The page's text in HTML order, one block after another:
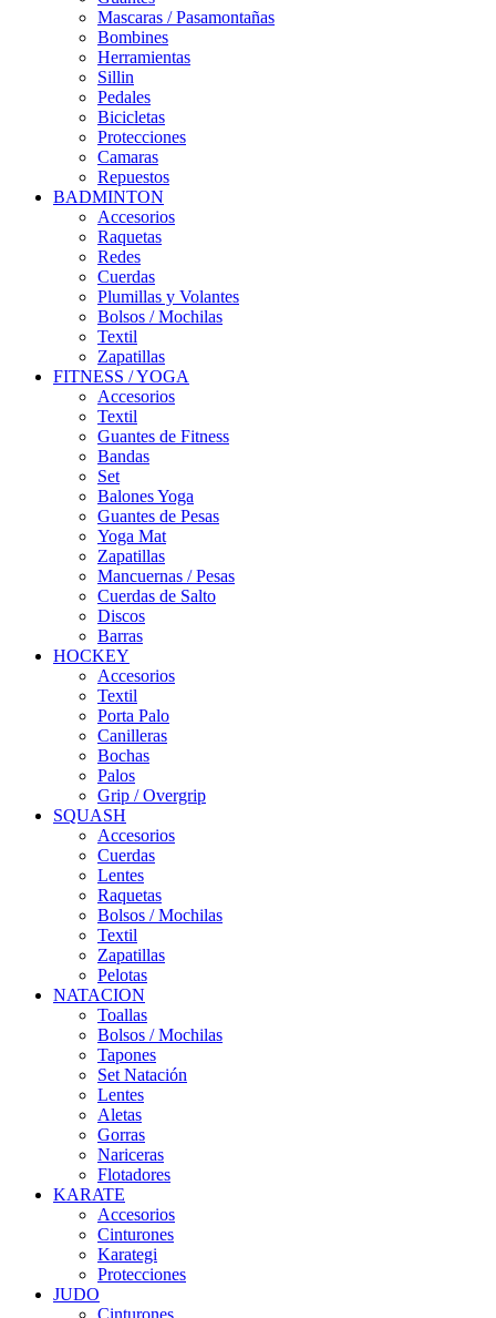
Mascaras / Pasamontañas
Bombines
Herramientas
Sillin
Pedales
Bicicletas
Protecciones
Camaras
Repuestos
BADMINTON
Accesorios
Raquetas
Redes
Cuerdas
Plumillas y Volantes
Bolsos / Mochilas
Textil
Zapatillas
FITNESS / YOGA
Accesorios
Textil
Guantes de Fitness
Bandas
Set
Balones Yoga
Guantes de Pesas
Yoga Mat
Zapatillas
Mancuernas / Pesas
Cuerdas de Salto
Discos
Barras
HOCKEY
Accesorios
Textil
Porta Palo
Canilleras
Bochas
Palos
Grip / Overgrip
SQUASH
Accesorios
Cuerdas
Lentes
Raquetas
Bolsos / Mochilas
Textil
Zapatillas
Pelotas
NATACION
Toallas
Bolsos / Mochilas
Tapones
Set Natación
Lentes
Aletas
Gorras
Nariceras
Flotadores
KARATE
Accesorios
Cinturones
Karategi
Protecciones
JUDO